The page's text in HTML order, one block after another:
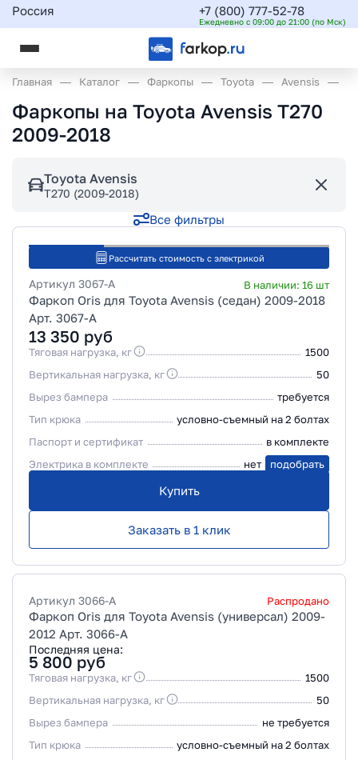
Россия +7 (800) 777-52-78
Ежедневно с 09:00 до 21:00 (по Мск)
Главная Каталог Фаркопы Toyota Avensis
Фаркопы на Toyota Avensis T270
2009-2018
Toyota Avensis
T270 (2009-2018)
Все фильтры
Рассчитать стоимость с электрикой
Артикул 3067-A В наличии: 16 шт
Фаркоп Oris для Toyota Avensis (седан) 2009-2018
Арт. 3067-A
13 350 руб
Тяговая нагрузка, кг
1500
Вертикальная нагрузка, кг
50
Вырез бампера
требуется
Тип крюка
условно-съемный на 2 болтах
Паспорт и сертификат
в комплекте
Электрика в комплекте
нет подобрать
Купить
Заказать в 1 клик
Артикул 3066-A Распродано
Фаркоп Oris для Toyota Avensis (универсал) 2009-
2012 Арт. 3066-A
Последняя цена:
5 800 руб
Тяговая нагрузка, кг
1500
Вертикальная нагрузка, кг
50
Вырез бампера
не требуется
Тип крюка
условно-съемный на 2 болтах